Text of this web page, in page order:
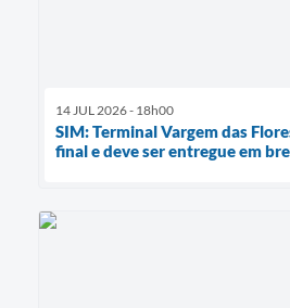
14 JUL 2026 - 18h00
SIM: Terminal Vargem das
final e deve ser entregue em